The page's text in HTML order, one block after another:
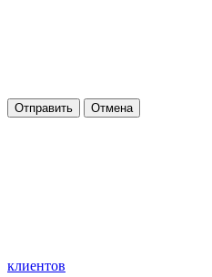
Отправить Отмена
клиентов